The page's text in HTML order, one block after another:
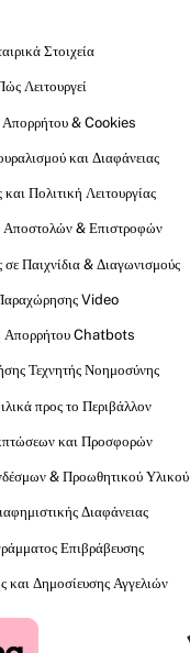
Στοιχεία
Λειτουργεί
Απορρήτου & Cookies
και Διαφάνειας
Πολιτική Λειτουργίας
Αποστολών & Επιστροφών
Παιχνίδια & Διαγωνισμούς
Video
Απορρήτου Chatbots
Τεχνητής Νοημοσύνης
προς το Περιβάλλον
και Προσφορών
& Προωθητικού Υλικού
Διαφάνειας
Επιβράβευσης
και Δημοσίευσης Αγγελιών